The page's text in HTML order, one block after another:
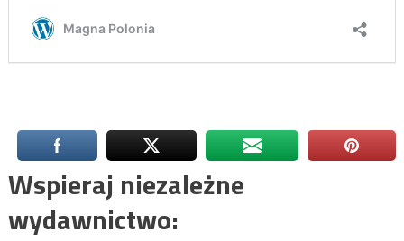
Wspieraj niezależne
wydawnictwo: